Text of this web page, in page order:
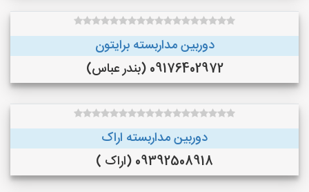
دوربین مداربسته برایتون
09176402972 (بندر عباس)
دوربین مداربسته اراک
09392508918 (اراک )